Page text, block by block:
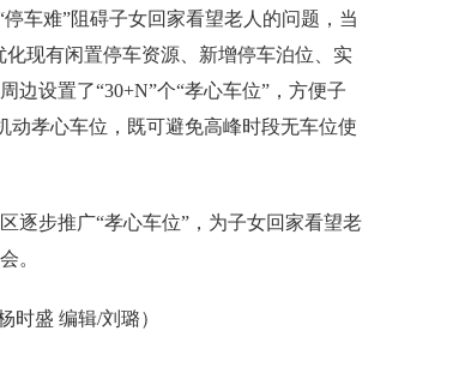
车难”阻碍子女回家看望老人的问题，当
现有闲置停车资源、新增停车泊位、实
边设置了“30+N”个“孝心车位”，方便子
动孝心车位，既可避免高峰时段无车位使
逐步推广“孝心车位”，为子女回家看望老
。
时盛 编辑/刘璐）